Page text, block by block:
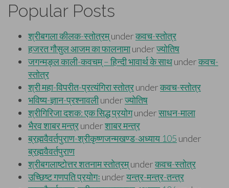
Popular Posts